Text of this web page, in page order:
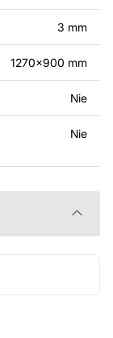
Twojej firmy
projektu
momencie –
3 mm
1270x900 mm
Nie
Nie